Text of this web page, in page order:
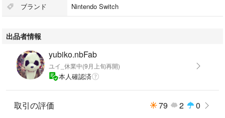
✨コメント不要で・即購入大歓迎です!(^^♪
ブランド Nintendo Switch
出品者情報
yubiko.nbFab
ユイ_休業中(9月上旬再開)
本人確認済
取引の評価 79 2 0